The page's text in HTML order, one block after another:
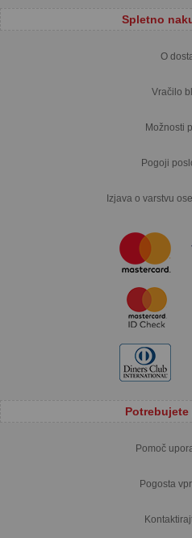
Spletno
O
Vračilo
Možnosti
Pogoji
Izjava o varstvu
Potrebujete
Pomoč
Pogosta